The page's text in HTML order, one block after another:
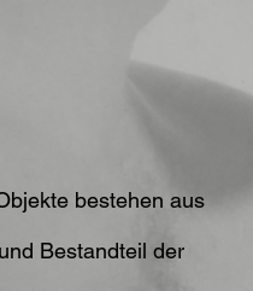
bestehen aus
Bestandteil der